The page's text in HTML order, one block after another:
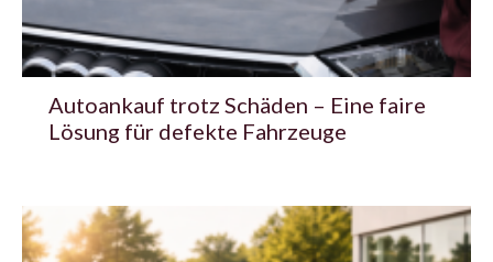
Autoankauf trotz Schäden – Eine faire
Lösung für defekte Fahrzeuge